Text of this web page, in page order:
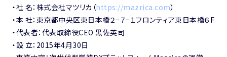
・社 名：株式会社マツリカ（https://mazrica.com）
・本 社：東京都中央区東日本橋２−７−１フロンティア東日本橋６F
・代表者：代表取締役CEO 黒佐英司
・設 立：2015年4月30日